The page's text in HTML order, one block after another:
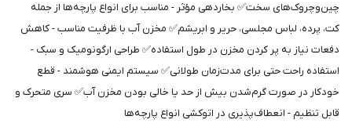
چین‌وچروک‌های سخت✅ بخاردهی مؤثر - مناسب برای انواع پارچه‌ها از جمله
کت، پرده، لباس مجلسی، حریر و ابریشم✅ مخزن آب با ظرفیت مناسب - کاهش
دفعات نیاز به پر کردن مخزن در طول استفاده✅ طراحی ارگونومیک و سبک -
استفاده راحت حتی برای مدت‌زمان طولانی✅ سیستم ایمنی هوشمند - قطع
خودکار در صورت گرم‌شدن بیش از حد یا خالی بودن مخزن آب✅ سری متحرک و
قابل تنظیم - انعطاف‌پذیری در اتوکشی انواع پارچه‌ها